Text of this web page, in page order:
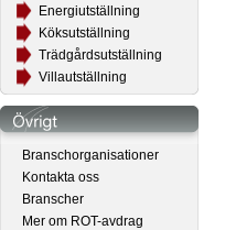
Energiutställning
Köksutställning
Trädgårdsutställning
Villautställning
Branschorganisationer
Kontakta oss
Branscher
Mer om ROT-avdrag